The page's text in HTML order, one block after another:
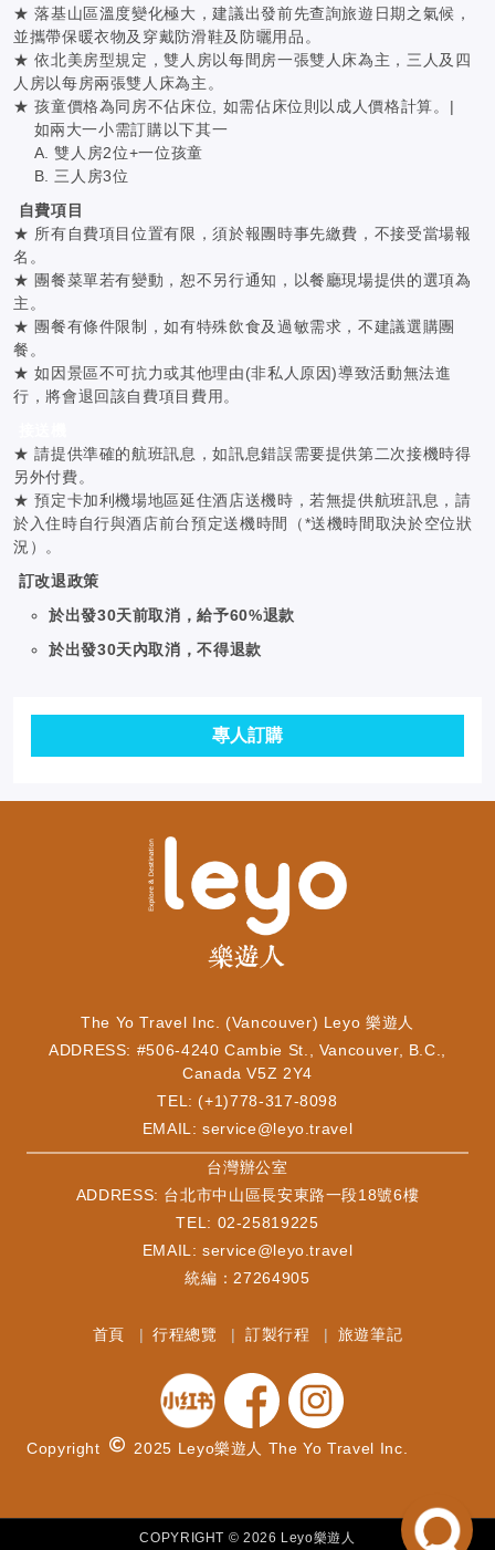
★ 落基山區溫度變化極大，建議出發前先查詢旅遊日期之氣候，
並攜帶保暖衣物及穿戴防滑鞋及防曬用品。
★ 依北美房型規定，雙人房以每間房一張雙人床為主，三人及四
人房以每房兩張雙人床為主。
★ 孩童價格為同房不佔床位, 如需佔床位則以成人價格計算。|
如兩大一小需訂購以下其一
A. 雙人房2位+一位孩童
B. 三人房3位
自費項目
★ 所有自費項目位置有限，須於報團時事先繳費，不接受當場報
名。
★ 團餐菜單若有變動，恕不另行通知，以餐廳現場提供的選項為
主。
★ 團餐有條件限制，如有特殊飲食及過敏需求，不建議選購團
餐。
★ 如因景區不可抗力或其他理由(非私人原因)導致活動無法進
行，將會退回該自費項目費用。
★ 請提供準確的航班訊息，如訊息錯誤需要提供第二次接機時得
另外付費。
★ 預定卡加利機場地區延住酒店送機時，若無提供航班訊息，請
於入住時自行與酒店前台預定送機時間（*送機時間取決於空位狀
況）。
訂改退政策
於出發30天前取消，給予60%退款
於出發30天內取消，不得退款
專人訂購
The Yo Travel Inc. (Vancouver) Leyo 樂遊人
ADDRESS: #506-4240 Cambie St., Vancouver, B.C.,
Canada V5Z 2Y4
TEL: (+1)778-317-8098
EMAIL:service@leyo.travel
​台灣辦公室
ADDRESS: 台北市中山區長安東路一段18號6樓
TEL: 02-25819225
EMAIL:service@leyo.travel
統編：27264905
首頁 行程總覽 訂製行程 旅遊筆記
Copyright 2025 Leyo樂遊人 The Yo Travel Inc.
COPYRIGHT © 2026 Leyo樂遊人